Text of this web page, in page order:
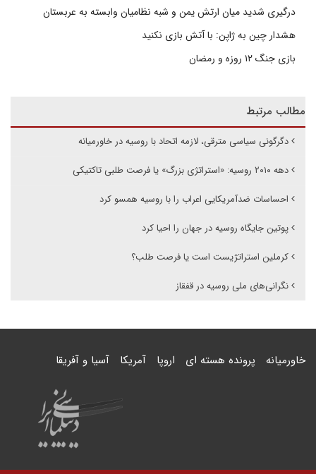
درگیری شدید میان ارتش یمن و شبه نظامیان وابسته به عربستان
هشدار چین به ژاپن: با آتش بازی نکنید
بازی جنگ ۱۲ روزه و رمضان
مطالب مرتبط
دگرگونی سیاسی مترقی، لازمه اتحاد با روسیه در خاورمیانه
دهه ۲۰۱۰ روسیه: «استراتژی بزرگ» یا فرصت طلبی تاکتیکی
احساسات ضدآمریکایی اعراب را با روسیه همسو کرد
پوتین جایگاه روسیه در جهان را احیا کرد
کرملین استراتژیست است یا فرصت طلب؟
نگرانی‌های ملی روسیه در قفقاز
خاورمیانه پرونده هسته ای اروپا آمریکا آسیا و آفریقا